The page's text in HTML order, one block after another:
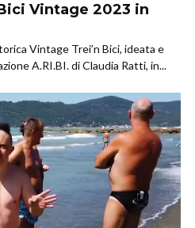
Vintage 2023 in
Vintage Trei’n Bici, ideata e
A.RI.BI. di Claudia Ratti, in...